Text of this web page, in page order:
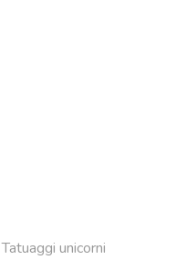
Tatuaggi unicorni